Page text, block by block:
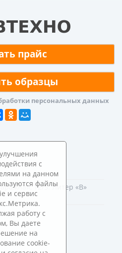
прайс
образцы
персональных данных
12/5. Литер «В»
с
на данном
файлы
и сервис
работу с
Вы даете
на
cookie-